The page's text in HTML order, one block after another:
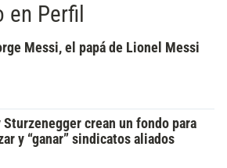
Perfil
Messi, el papá de Lionel Messi
Sturzenegger crean un fondo para
y “ganar” sindicatos aliados